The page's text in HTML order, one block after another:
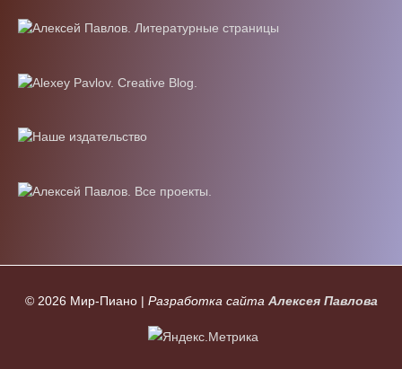
© 2026 Мир-Пиано| Разработка сайта Алексея Павлова